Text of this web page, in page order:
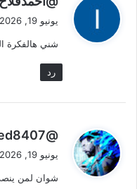
ل
يونيو 19, 2026 الساعة 9:19 ص
شني هالفكرة
رد
ي
ل
@mortadamuhammed8407
يونيو 19, 2026 الساعة 9:32 ص
شوان لمن